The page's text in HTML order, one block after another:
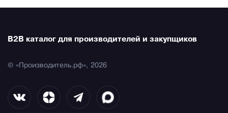
B2B каталог для производителей и закупщиков
© «Производитель.рф», 2026